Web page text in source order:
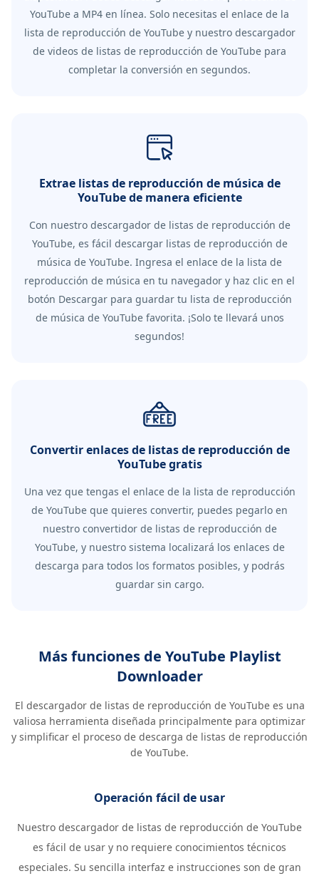
YouTube a MP4 en línea. Solo necesitas el enlace de la
lista de reproducción de YouTube y nuestro descargador
de videos de listas de reproducción de YouTube para
completar la conversión en segundos.
Extrae listas de reproducción de música de
YouTube de manera eficiente
Con nuestro descargador de listas de reproducción de
YouTube, es fácil descargar listas de reproducción de
música de YouTube. Ingresa el enlace de la lista de
reproducción de música en tu navegador y haz clic en el
botón Descargar para guardar tu lista de reproducción
de música de YouTube favorita. ¡Solo te llevará unos
segundos!
Convertir enlaces de listas de reproducción de
YouTube gratis
Una vez que tengas el enlace de la lista de reproducción
de YouTube que quieres convertir, puedes pegarlo en
nuestro convertidor de listas de reproducción de
YouTube, y nuestro sistema localizará los enlaces de
descarga para todos los formatos posibles, y podrás
guardar sin cargo.
Más funciones de YouTube Playlist
Downloader
El descargador de listas de reproducción de YouTube es una
valiosa herramienta diseñada principalmente para optimizar
y simplificar el proceso de descarga de listas de reproducción
de YouTube.
Operación fácil de usar
Nuestro descargador de listas de reproducción de YouTube
es fácil de usar y no requiere conocimientos técnicos
especiales. Su sencilla interfaz e instrucciones son de gran